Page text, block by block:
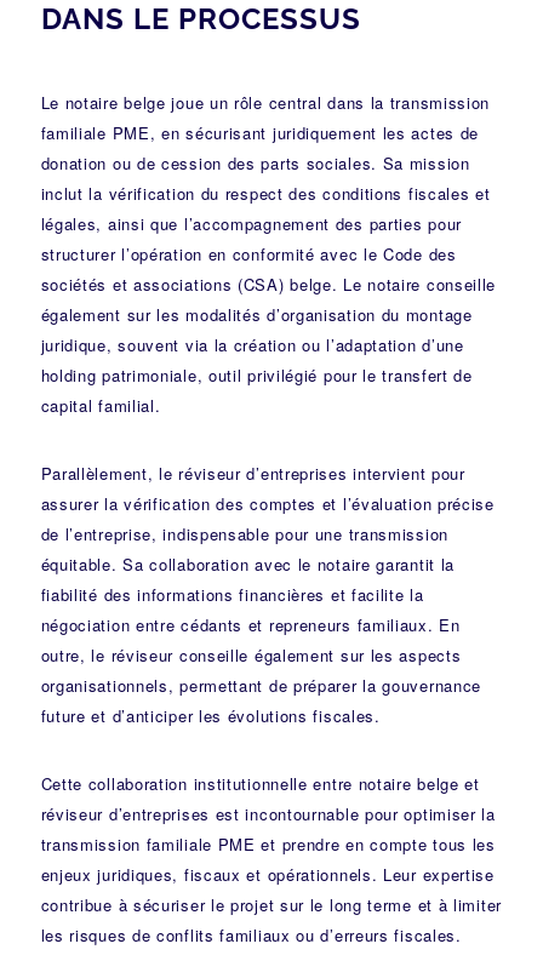
DANS LE PROCESSUS
Le notaire belge joue un rôle central dans la transmission
familiale PME, en sécurisant juridiquement les actes de
donation ou de cession des parts sociales. Sa mission
inclut la vérification du respect des conditions fiscales et
légales, ainsi que l’accompagnement des parties pour
structurer l’opération en conformité avec le Code des
sociétés et associations (CSA) belge. Le notaire conseille
également sur les modalités d’organisation du montage
juridique, souvent via la création ou l’adaptation d’une
holding patrimoniale, outil privilégié pour le transfert de
capital familial.
Parallèlement, le réviseur d’entreprises intervient pour
assurer la vérification des comptes et l’évaluation précise
de l’entreprise, indispensable pour une transmission
équitable. Sa collaboration avec le notaire garantit la
fiabilité des informations financières et facilite la
négociation entre cédants et repreneurs familiaux. En
outre, le réviseur conseille également sur les aspects
organisationnels, permettant de préparer la gouvernance
future et d’anticiper les évolutions fiscales.
Cette collaboration institutionnelle entre notaire belge et
réviseur d’entreprises est incontournable pour optimiser la
transmission familiale PME et prendre en compte tous les
enjeux juridiques, fiscaux et opérationnels. Leur expertise
contribue à sécuriser le projet sur le long terme et à limiter
les risques de conflits familiaux ou d’erreurs fiscales.